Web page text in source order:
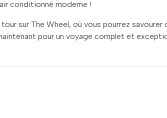
conditionné moderne !
sur The Wheel, où vous pourrez savourer
pour un voyage complet et